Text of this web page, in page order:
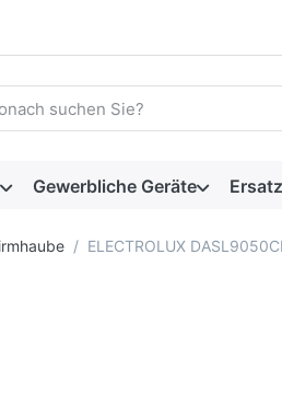
einen Suchbegriff ein. Während
Gewerbliche Geräte
ELECTROLUX